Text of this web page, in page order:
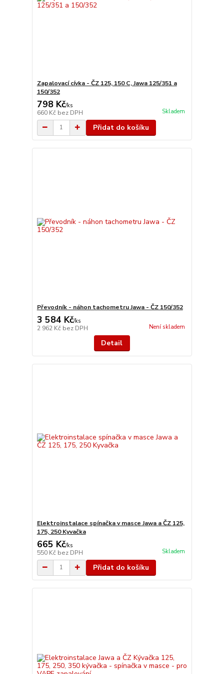
Zapalovací cívka - ČZ 125, 150 C, Jawa 125/351 a
150/352
798 Kč/ks
660 Kč bez DPH Skladem
Přidat do košíku
Převodník - náhon tachometru Jawa - ČZ 150/352
3 584 Kč/ks
2 962 Kč bez DPH Není skladem
Detail
Elektroinstalace spínačka v masce Jawa a ČZ 125,
175, 250 Kyvačka
665 Kč/ks
550 Kč bez DPH Skladem
Přidat do košíku